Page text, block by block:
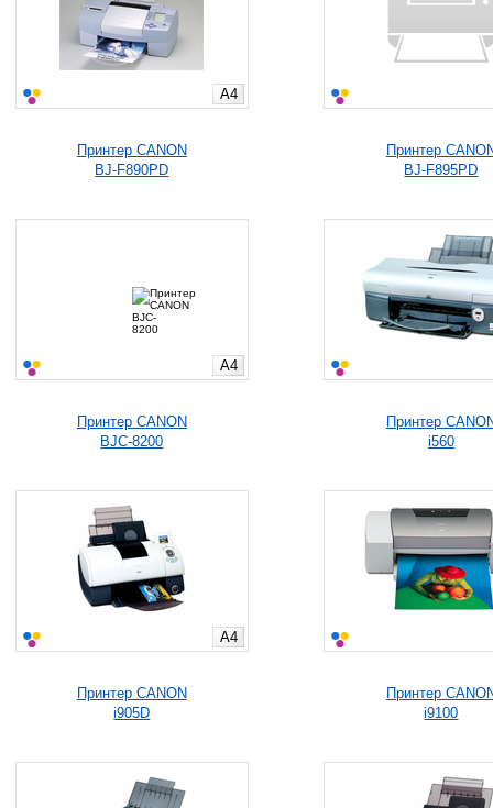
A4
Принтер CANON
BJ-F890PD
Принтер
BJ-F895PD
A4
Принтер CANON
BJC-8200
Принтер
i560
A4
Принтер CANON
i905D
Принтер
i9100